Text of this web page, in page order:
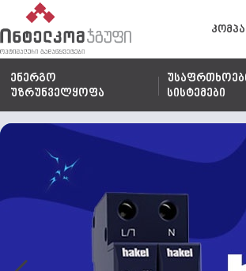
ენერგო
უზრუნველყოფა
სისტემები